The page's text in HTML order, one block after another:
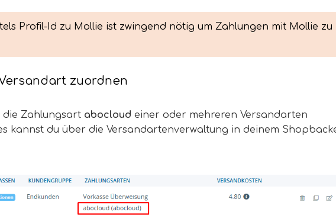
Profil-Id zu Mollie ist zwingend nötig um Zahlungen mit Mollie zu
zuordnen
die Zahlungsart abocloud einer oder mehreren Versandarten
kannst du über die Versandartenverwaltung in deinem